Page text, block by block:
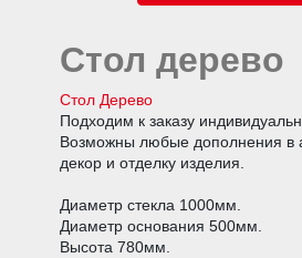
Стол дерево
Стол Дерево
Подходим к заказу
Возможны любые дополнения в
декор и отделку изделия.
Диаметр стекла 1000мм.
Диаметр основания 500мм.
Высота 780мм.